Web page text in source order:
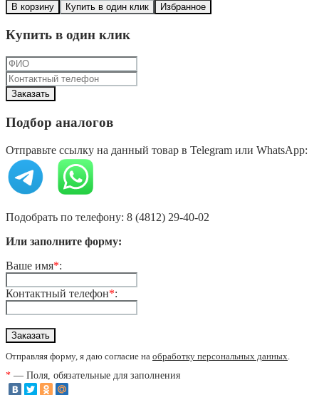
В корзину Купить в один клик Избранное
Купить в один клик
Подбор аналогов
Отправьте ссылку на данный товар в Telegram или WhatsApp:
Подобрать по телефону: 8 (4812) 29-40-02
Или заполните форму:
Ваше имя*:
Контактный телефон*:
Отправляя форму, я даю согласие на обработку персональных данных.
* — Поля, обязательные для заполнения